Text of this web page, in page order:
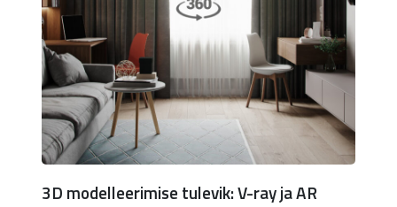
3D modelleerimise tulevik: V-ray ja AR